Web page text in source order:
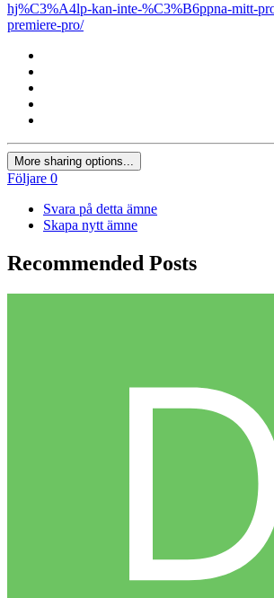
hj%C3%A4lp-kan-inte-%C3%B6ppna-mitt-
premiere-pro/
More sharing options...
Följare 0
Svara på detta ämne
Skapa nytt ämne
Recommended Posts